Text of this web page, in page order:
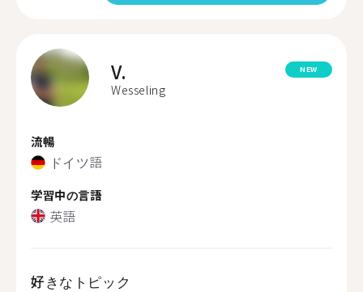
V.
Wesseling
NEW
流暢
ドイツ語
学習中の言語
英語
好きなトピック